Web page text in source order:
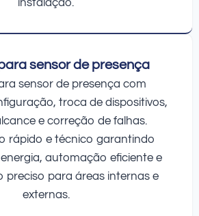
sensor de presença
sensor de presença com
troca de dispositivos,
e correção de falhas.
rápido e técnico garantindo
automação eficiente e
preciso para áreas internas e
externas.